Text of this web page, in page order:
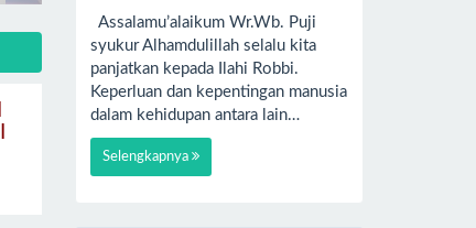
Assalamu’alaikum Wr.Wb. Puji
syukur Alhamdulillah selalu kita
panjatkan kepada Ilahi Robbi.
Keperluan dan kepentingan manusia
dalam kehidupan antara lain…
Selengkapnya